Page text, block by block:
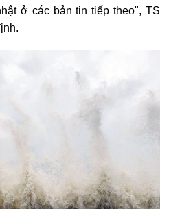
ở các bản tin tiếp theo", TS